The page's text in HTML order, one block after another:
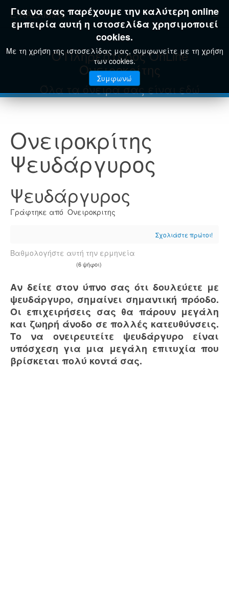
E-KAZAMIAS
Για να σας παρέχουμε την καλύτερη online
εμπειρία αυτή η ιστοσελίδα χρησιμοποιεί
cookies.
Με τη χρήση της ιστοσελίδας μας, συμφωνείτε με τη χρήση
των cookies.
Συμφωνώ
Ο Πληρέστερος OnLine
Ονειροκρίτης
Όλα τα όνειρά σας είναι εδώ
Ονειροκρίτης
Ψευδάργυρος
Ψευδάργυρος
Γράφτηκε από Ονειροκριτης
Σχολιάστε πρώτοι!
Βαθμολογήστε αυτή την ερμηνεία
(6 ψήφοι)
Αν δείτε στον ύπνο σας ότι δουλεύετε με
ψευδάργυρο, σημαίνει σημαντική πρόοδο.
Οι επιχειρήσεις σας θα πάρουν μεγάλη
και ζωηρή άνοδο σε πολλές κατευθύνσεις.
Το να ονειρευτείτε ψευδάργυρο είναι
υπόσχεση για μια μεγάλη επιτυχία που
βρίσκεται πολύ κοντά σας.